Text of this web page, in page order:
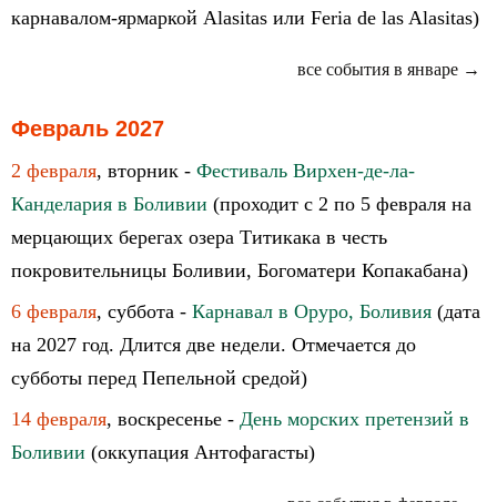
карнавалом-ярмаркой Alasitas или Feria de las Alasitas)
все события в январе →
Февраль 2027
2 февраля, вторник - Фестиваль Вирхен-де-ла-
Канделария в Боливии (проходит с 2 по 5 февраля на
мерцающих берегах озера Титикака в честь
покровительницы Боливии, Богоматери Копакабана)
6 февраля, суббота - Карнавал в Оруро, Боливия (дата
на 2027 год. Длится две недели. Отмечается до
субботы перед Пепельной средой)
14 февраля, воскресенье - День морских претензий в
Боливии (оккупация Антофагасты)